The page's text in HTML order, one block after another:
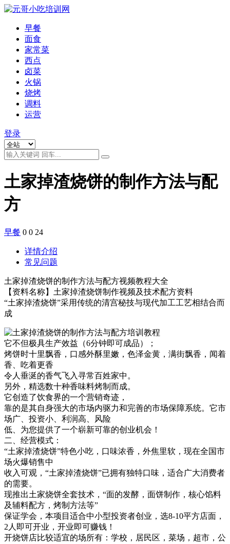
早餐
面食
家常菜
西点
卤菜
火锅
烧烤
调料
运营
登录
土家掉渣烧饼的制作方法与配
方
早餐 0 0 24
详情介绍
常见问题
土家掉渣烧饼的制作方法与配方视频教程大全
【资料名称】土家掉渣烧饼制作视频及技术配方资料
“土家掉渣烧饼”采用传统的清宫秘技与现代加工工艺相结合而
成
它不但极具生产效益（6分钟即可成品）；
烤饼时十里飘香，口感外酥里嫩，色泽金黄，满街飘香，闻着
香、吃着更香
令人垂涎的香气飞入寻常百姓家中。
另外，精选数十种香味料烤制而成。
它创造了饮食界的一个营销奇迹，
靠的是其自身强大的市场内驱力和完善的市场保障系统。它市
场广、投资小、利润高、风险
低、为您提供了一个崭新可靠的创业机会！
二、经营模式：
“土家掉渣烧饼”特色小吃，口味浓香，外焦里软，现在全国市
场火爆销售中
收入可观，“土家掉渣烧饼”已拥有独特口味，适合广大消费者
的需要。
现推出土家烧饼全套技术，“面的发酵，面饼制作，核心馅料
及辅料配方，烤制方法等”
保证学会，本项目适合中小型投资者创业，选8-10平方店面，
2人即可开业，开业即可赚钱！
开烧饼店比较适宜的场所有：学校，居民区，菜场，超市，公